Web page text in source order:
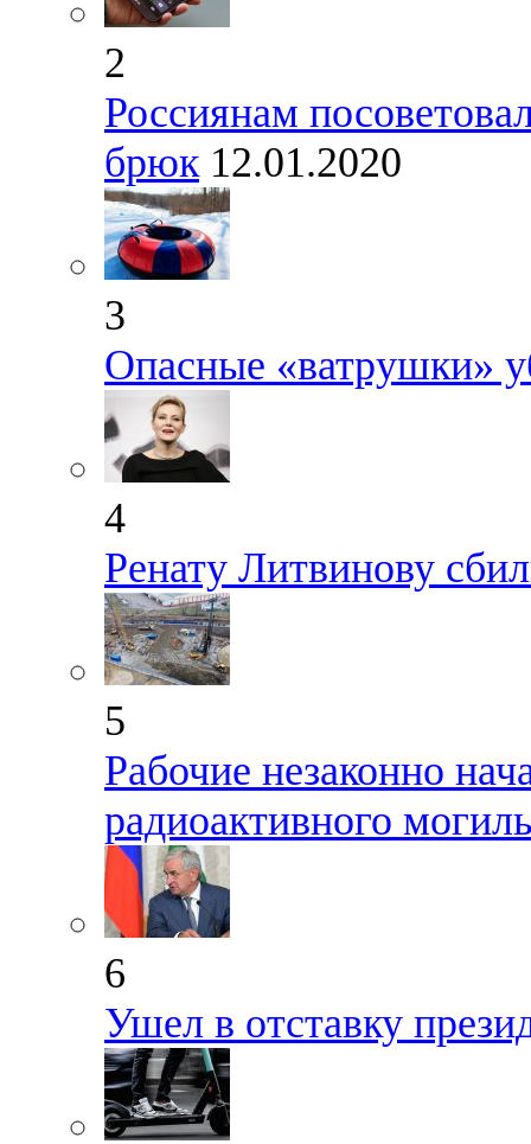
2
Россиянам
брюк 12.01.2020
3
Опасные «ватрушки»
4
Ренату Литвинову
5
Рабочие незаконно
радиоактивного
6
Ушел в отставку